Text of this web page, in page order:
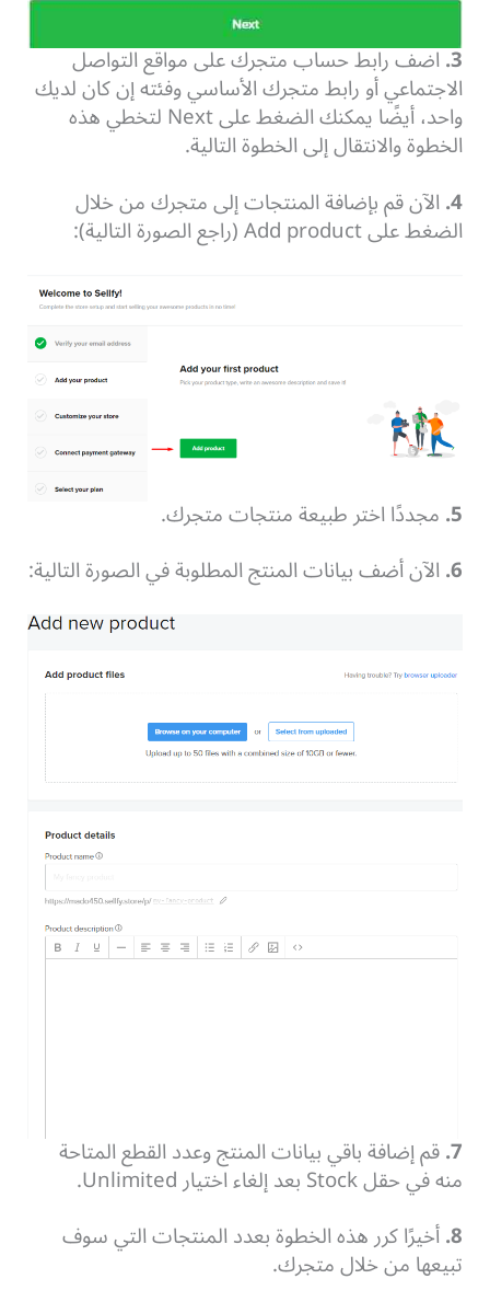
3.اضف رابط حساب متجرك على مواقع التواصل
الاجتماعي أو رابط متجرك الأساسي وفئته إن كان لديك
واحد، أيضًا يمكنك الضغط على Next لتخطي هذه
الخطوة والانتقال إلى الخطوة التالية.
4. الآن قم بإضافة المنتجات إلى متجرك من خلال
الضغط على Add product (راجع الصورة التالية):
5. مجددًا اختر طبيعة منتجات متجرك.
6. الآن أضف بيانات المنتج المطلوبة في الصورة التالية:
7. قم إضافة باقي بيانات المنتج وعدد القطع المتاحة
منه في حقل Stock بعد إلغاء اختيار Unlimited.
8. أخيرًا كرر هذه الخطوة بعدد المنتجات التي سوف
تبيعها من خلال متجرك.